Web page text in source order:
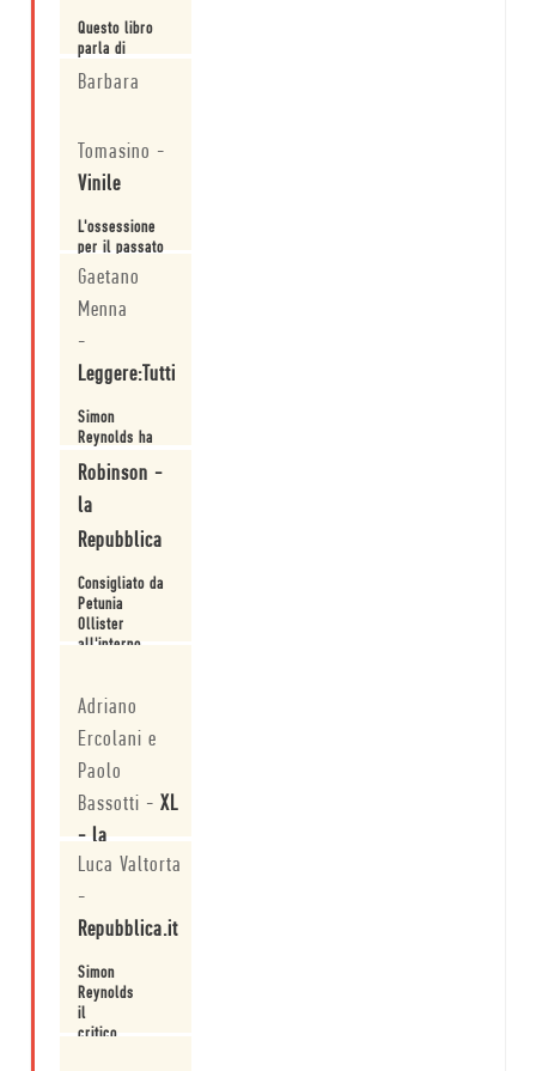
Questo libro
parla di
musica ma
sarebbe
considerarlo
un libro di
musica.
Barbara
Tomasino -
Vinile
L'ossessione
per il passato
ci annienterà?
Questa la tesi
di una delle
giornalismo
Gaetano
Menna
-
Leggere:Tutti
Simon
Reynolds ha
presentato
"Retromania"
al Salone del
Robinson -
la
Repubblica
Consigliato da
Petunia
Ollister
all'interno
Breakfast".
Adriano
Ercolani e
Paolo
Bassotti - XL
- la
Repubblica
"Retromania":
Simon
Reynolds.
Luca Valtorta
-
Repubblica.it
Simon
Reynolds,
il
critico